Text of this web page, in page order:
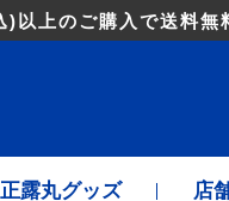
) 以上のご購入で送料無
正露丸グッズ 店